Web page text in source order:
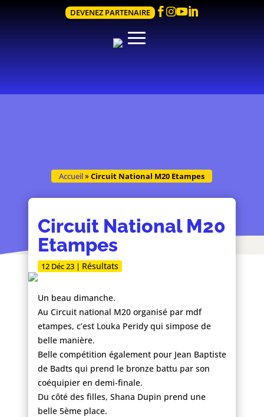
DEVENEZ PARTENAIRE  
Accueil»Circuit National M20 Etampes
Circuit National M20
Etampes
12 Déc 23 | Résultats
Un beau dimanche.
Au Circuit national M20 organisé par mdf
etampes, c’est Louka Peridy qui simpose de
belle manière.
Belle compétition également pour Jean Baptiste
de Badts qui prend le bronze battu par son
coéquipier en demi-finale.
Du côté des filles, Shana Dupin prend une
belle 5ème place.